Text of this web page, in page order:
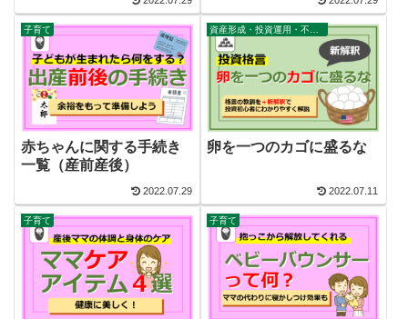
子育て
赤ちゃんに関する手続き
一覧（産前産後）
2022.07.29
資産形成・投資運用・不動産・家計
卵を一つのカゴに盛るな
2022.07.11
子育て 子育て